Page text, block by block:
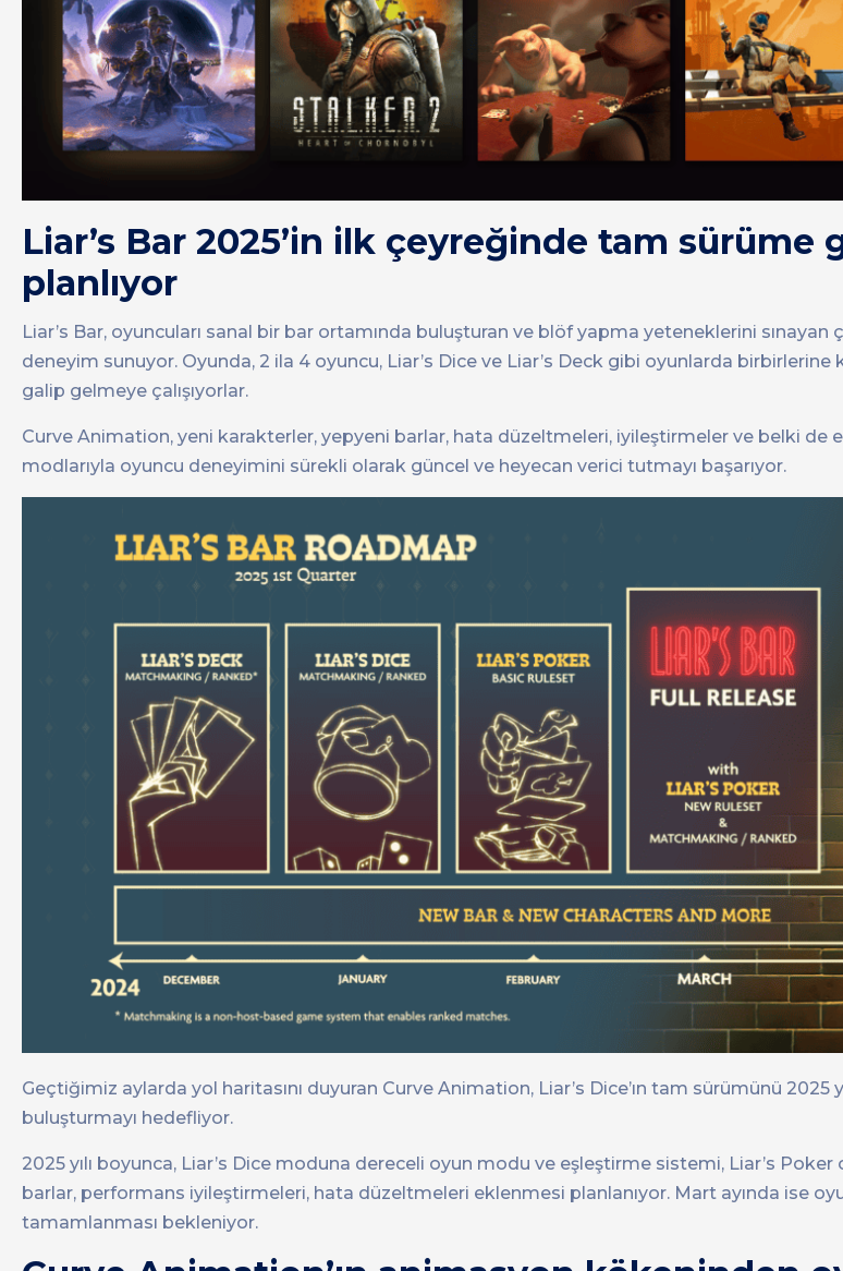
Liar’s Bar 2025’in ilk çeyreğinde tam sürüme
planlıyor
Liar’s Bar, oyuncuları sanal bir bar ortamında buluşturan ve blöf yapma yeteneklerini
deneyim sunuyor. Oyunda, 2 ila 4 oyuncu, Liar’s Dice ve Liar’s Deck gibi oyunlarda birbirlerine
galip gelmeye çalışıyorlar.
Curve Animation, yeni karakterler, yepyeni barlar, hata düzeltmeleri, iyileştirmeler ve belki de
modlarıyla oyuncu deneyimini sürekli olarak güncel ve heyecan verici tutmayı başarıyor.
Geçtiğimiz aylarda yol haritasını duyuran Curve Animation, Liar’s Dice’ın tam sürümünü 2025
buluşturmayı hedefliyor.
2025 yılı boyunca, Liar’s Dice moduna dereceli oyun modu ve eşleştirme sistemi, Liar’s
barlar, performans iyileştirmeleri, hata düzeltmeleri eklenmesi planlanıyor. Mart ayında ise
tamamlanması bekleniyor.